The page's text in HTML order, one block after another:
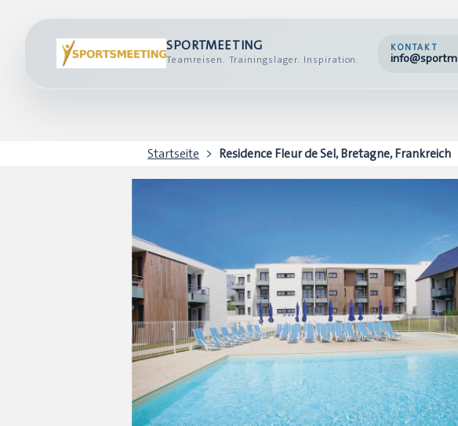
SPORTMEETING
Teamreisen. Trainingslager. Inspiration.
KONTAKT
Startseite Residence Fleur de Sel, Bretagne, Frankreich